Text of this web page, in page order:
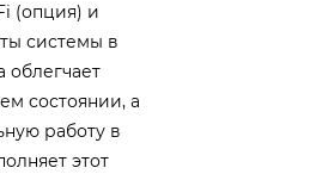
(опция) и
системы в
облегчает
состоянии, а
работу в
этот